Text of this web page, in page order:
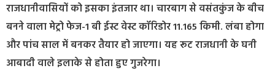
राजधानीवासियों को इसका इंतजार था। चारबाग से वसंतकुंज के बीच
बनने वाला मेट्रो फेज-1 बी ईस्ट वेस्ट कॉरिडोर 11.165 किमी. लंबा होगा
और पांच साल में बनकर तैयार हो जाएगा। यह रूट राजधानी के घनी
आबादी वाले इलाके से होता हुए गुजरेगा।